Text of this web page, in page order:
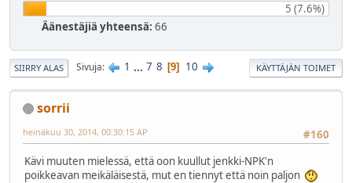
5 (7.6%)
Äänestäjiä yhteensä: 66
SIIRRY ALAS Sivuja 1 ... 7 8 9 10 KÄYTTÄJÄN TOIMET
sorrii
#160
heinäkuu 30, 2014, 00:30:15 AP
Kävi muuten mielessä, että oon kuullut jenkki-NPK'n
poikkeavan meikäläisestä, mut en tiennyt että noin paljon